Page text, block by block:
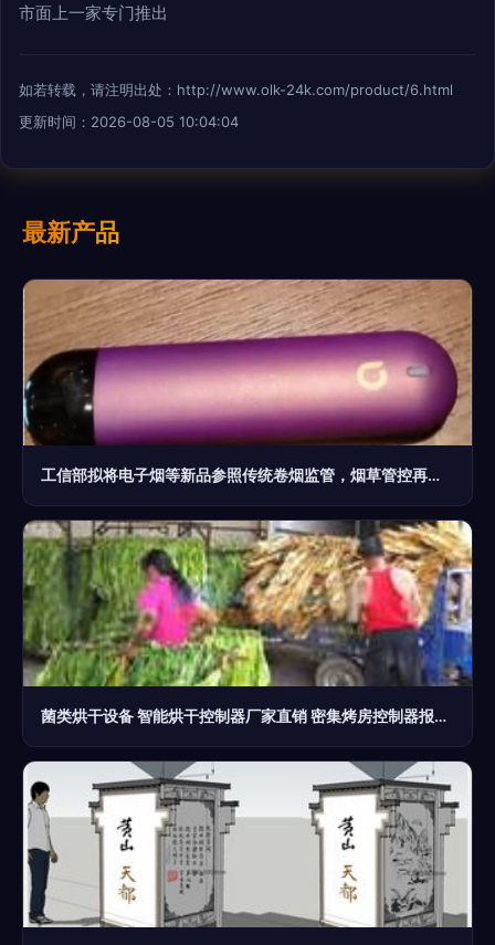
市面上一家专门推出
如若转载，请注明出处：http://www.olk-24k.com/product/6.html
更新时间：2026-08-05 10:04:04
最新产品
工信部拟将电子烟等新品参照传统卷烟监管，烟草管控再升级
菌类烘干设备 智能烘干控制器厂家直销 密集烤房控制器报价 烤烟控制器 烟草公司中标产品